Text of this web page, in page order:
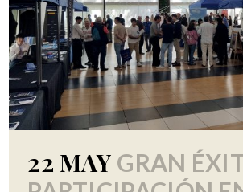
22 MAY GRAN